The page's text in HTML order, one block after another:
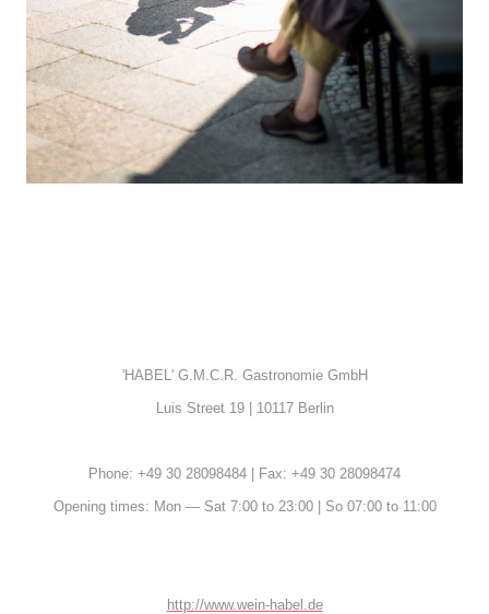
'HABEL'G.M.C.R. Gastronomie GmbH
Luis Street 19 | 10117 Berlin
Phone: +49 30 28098484 | Fax: +49 30 28098474
Opening times: Mon — Sat 7:00 to 23:00 | So 07:00 to 11:00
http://www.wein-habel.de